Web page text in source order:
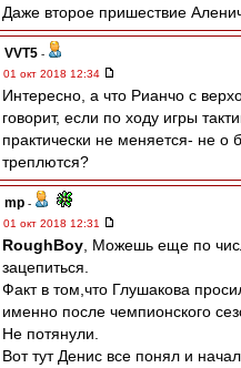
Даже второе пришествие
VVT5 -
01 окт 2018 12:34
Интересно, а что Рианчо с
говорит, если по ходу игры
практически не меняется- не о
треплются?
mp -
01 окт 2018 12:31
RoughBoy , Можешь еще по
зацепиться.
Факт в том,что Глушакова
именно после чемпионского
Не потянули.
Вот тут Денис все понял и